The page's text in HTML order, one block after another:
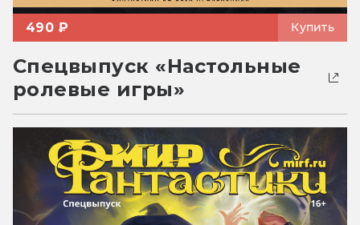
490 ₽ Купить
Спецвыпуск «Настольные
ролевые игры»